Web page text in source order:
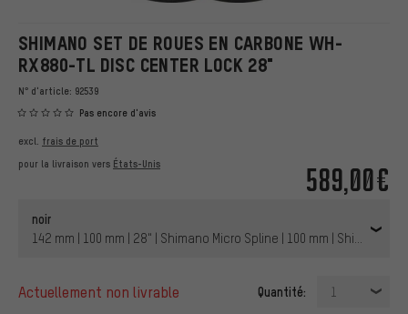
SHIMANO SET DE ROUES EN CARBONE WH-
RX880-TL DISC CENTER LOCK 28"
N° d'article: 92539
Pas encore d'avis
589,00€
excl. frais de port
pour la livraison vers États-Unis
noir
142 mm | 100 mm | 28" | Shimano Micro Spline | 100 mm | Shimano
actuellement non livrable Quantité: 1